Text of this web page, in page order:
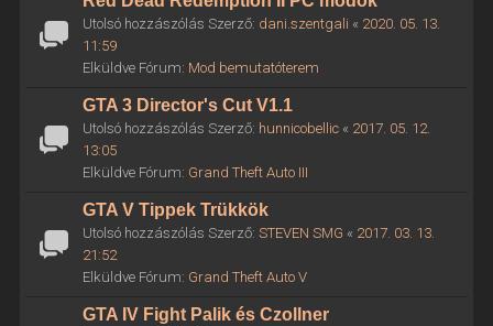
Utolsó hozzászólás Szerző: dani.szentgali « 2020. 05. 13.
11:59
Elküldve Fórum: Mod bemutatóterem
GTA 3 Director's Cut V1.1
Utolsó hozzászólás Szerző: hunnicobellic« 2017. 05. 12.
13:05
Elküldve Fórum: Grand Theft Auto III
GTA V Tippek Trükkök
Utolsó hozzászólás Szerző: STEVEN SMG « 2017. 03. 13.
21:52
Elküldve Fórum: Grand Theft Auto V
GTA IV Fight Palik és Czollner